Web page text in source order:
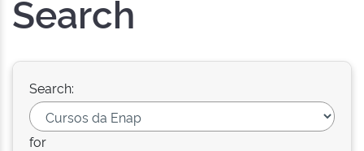
Search
Search:
for